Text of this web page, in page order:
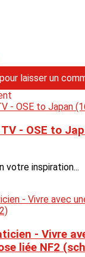
laisser un
- OSE to
votre inspiration...
- Vivre
liée NF2